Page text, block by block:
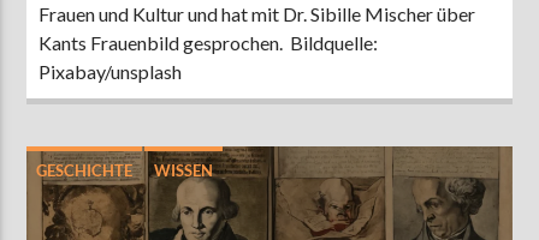
Frauen und Kultur und hat mit Dr. Sibille Mischer über
Kants Frauenbild gesprochen. Bildquelle:
Pixabay/unsplash
GESCHICHTE WISSEN